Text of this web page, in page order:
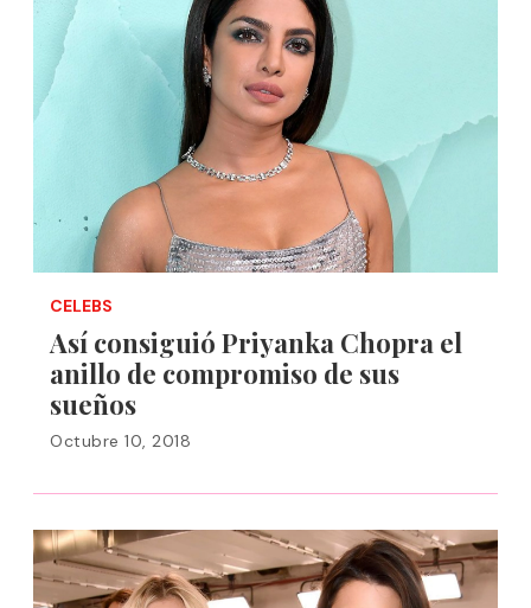
CELEBS
Así consiguió Priyanka Chopra el
anillo de compromiso de sus
sueños
Octubre 10, 2018